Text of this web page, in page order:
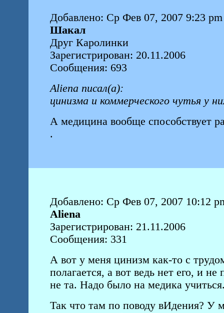
Добавлено: Ср Фев 07, 2007 9:23 pm
Шакал
Друг Каролинки
Зарегистрирован: 20.11.2006
Сообщения: 693
Aliena писал(а):
цинизма и коммерческого чутья у
А медицина вообще способствует
.
Добавлено: Ср Фев 07, 2007 10:12
Aliena
Зарегистрирован: 21.11.2006
Сообщения: 331
А вот у меня цинизм как-то с
полагается, а вот ведь нет его, и
не та. Надо было на медика
Так что там по поводу вИдения? У